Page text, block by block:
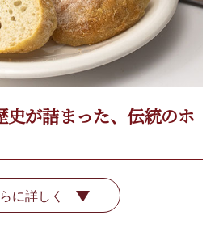
史が詰まった、伝統のホ
に詳しく